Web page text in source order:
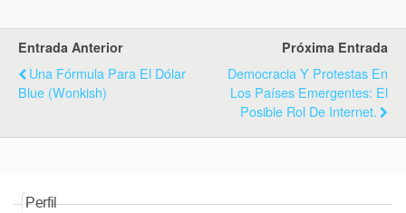
Entrada Anterior
Una Fórmula Para El Dólar
Blue (Wonkish)
Próxima Entrada
Democracia Y Protestas En
Los Países Emergentes: El
Posible Rol De Internet.
Perfil